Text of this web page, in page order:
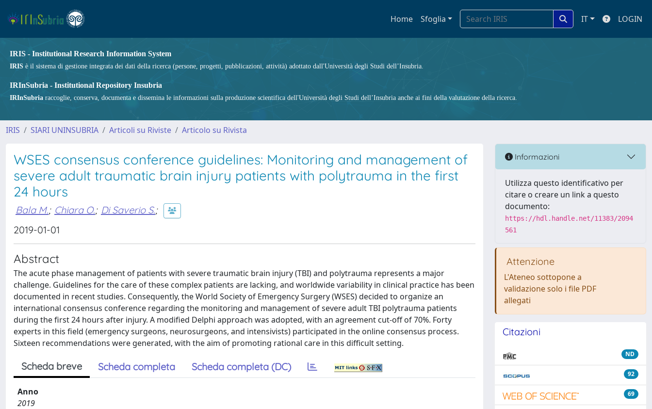
Home Sfoglia IT LOGIN
IRIS - Institutional Research Information System
IRIS è il sistema di gestione integrata dei dati della ricerca (persone, progetti, pubblicazioni, attività) adottato dall'Università degli Studi dell’Insubria.
IRInSubria - Institutional Repository Insubria
IRInSubria raccoglie, conserva, documenta e dissemina le informazioni sulla produzione scientifica dell'Università degli Studi dell’Insubria anche ai fini della valutazione della ricerca.
IRIS SIARI UNINSUBRIA Articoli su Riviste Articolo su Rivista
WSES consensus conference guidelines: Monitoring and management of
severe adult traumatic brain injury patients with polytrauma in the first
24 hours
Bala M.; Chiara O.; Di Saverio S.;
2019-01-01
Abstract
The acute phase management of patients with severe traumatic brain injury (TBI) and polytrauma represents a major
challenge. Guidelines for the care of these complex patients are lacking, and worldwide variability in clinical practice has been
documented in recent studies. Consequently, the World Society of Emergency Surgery (WSES) decided to organize an
international consensus conference regarding the monitoring and management of severe adult TBI polytrauma patients
during the first 24 hours after injury. A modified Delphi approach was adopted, with an agreement cut-off of 70%. Forty
experts in this field (emergency surgeons, neurosurgeons, and intensivists) participated in the online consensus process.
Sixteen recommendations were generated, with the aim of promoting rational care in this difficult setting.
Scheda breve Scheda completa Scheda completa (DC)
Anno
2019
Informazioni
Utilizza questo identificativo per
citare o creare un link a questo
documento:
https://hdl.handle.net/11383/2094
561
Attenzione
L'Ateneo sottopone a
validazione solo i file PDF
allegati
Citazioni
ND
92
69